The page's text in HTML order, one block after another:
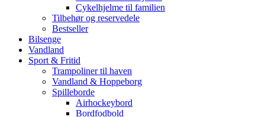
Cykelhjelme til familien
Tilbehør og reservedele
Bestseller
Bilsenge
Vandland
Sport & Fritid
Trampoliner til haven
Vandland & Hoppeborg
Spilleborde
Airhockeybord
Bordfodbold